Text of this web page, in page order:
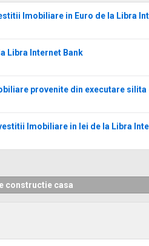
Imobiliare in Euro de la Libra
Libra Internet Bank
provenite din executare silita
Imobiliare in lei de la Libra
constructie casa